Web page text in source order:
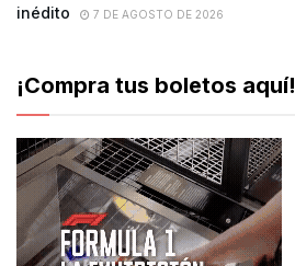
inédito
7 DE AGOSTO DE 2026
¡Compra tus boletos aquí!